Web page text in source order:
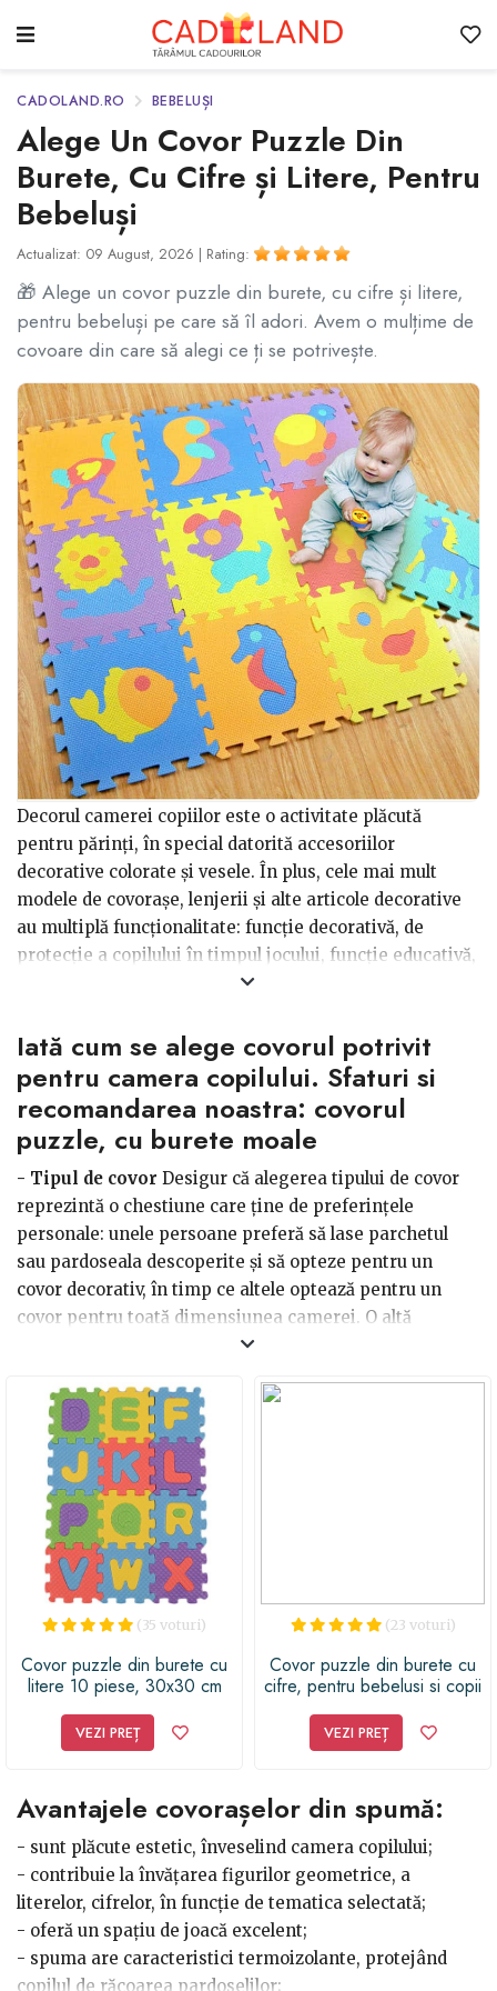
CADOLAND.RO BEBELUȘI
Alege Un Covor Puzzle Din
Burete, Cu Cifre și Litere, Pentru
Bebeluși
Actualizat: 09 August, 2026 | Rating:
🎁 Alege un covor puzzle din burete, cu cifre și litere,
pentru bebeluși pe care să îl adori. Avem o mulțime de
covoare din care să alegi ce ți se potrivește.
Decorul camerei copiilor este o activitate plăcută
pentru părinți, în special datorită accesoriilor
decorative colorate și vesele. În plus, cele mai mult
modele de covorașe, lenjerii și alte articole decorative
au multiplă funcționalitate: funcție decorativă, de
protecție a copilului în timpul jocului, funcție educativă,
Iată cum se alege covorul potrivit
pentru camera copilului. Sfaturi si
recomandarea noastra: covorul
puzzle, cu burete moale
- Tipul de covor Desigur că alegerea tipului de covor
reprezintă o chestiune care ține de preferințele
personale: unele persoane preferă să lase parchetul
sau pardoseala descoperite și să opteze pentru un
covor decorativ, în timp ce altele optează pentru un
covor pentru toată dimensiunea camerei. O altă
variantă este alegerea unei mochete, fie într-o singură
termice.
- Dimensiunea camerei
și decor care este integrat într-o încăpere trebuie să fie
achiziționat doar atunci când corespunde
dimensiunilor corecte ale încăperii. Astfel, se impune
efectuarea măsurătorilor înainte de orice achiziție.
- Preferințele micuților
Dacă nu este vorba despre
micuțul, alege să îl întrebi despre preferințele sale în
tehnice, nu trebuie să uiți că este vorba despre camera
spumă, cu cifre, litere, animale, personaje din desene,
pentru a contribui la activitățile distractive zilnice.
(35 voturi)
Covor puzzle din burete cu
litere 10 piese, 30x30 cm
VEZI PREȚ
(23 voturi)
Covor puzzle din burete cu
cifre, pentru bebelusi si copii
VEZI PREȚ
Avantajele covorașelor din spumă:
- sunt plăcute estetic, înveselind camera copilului;
- contribuie la învățarea figurilor geometrice, a
literelor, cifrelor, în funcție de tematica selectată;
- oferă un spațiu de joacă excelent;
- spuma are caracteristici termoizolante, protejând
copilul de răcoarea pardoselilor;